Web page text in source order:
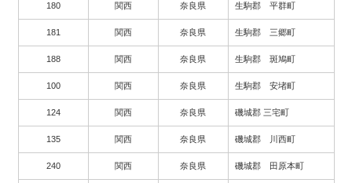
180 関西 奈良県 生駒郡 平群町
181 関西 奈良県 生駒郡 三郷町
188 関西 奈良県 生駒郡 斑鳩町
100 関西 奈良県 生駒郡 安堵町
124 関西 奈良県 磯城郡 三宅町
135 関西 奈良県 磯城郡 川西町
240 関西 奈良県 磯城郡 田原本町